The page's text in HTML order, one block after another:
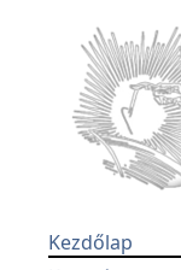
Kezdőlap